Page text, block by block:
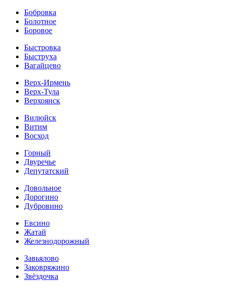
Бобровка
Болотное
Боровое
Быстровка
Быструха
Вагайцево
Верх-Ирмень
Верх-Тула
Верхоянск
Вилюйск
Витим
Восход
Горный
Двуречье
Депутатский
Довольное
Дорогино
Дубровино
Евсино
Жатай
Железнодорожный
Завьялово
Заковряжино
Звёздочка